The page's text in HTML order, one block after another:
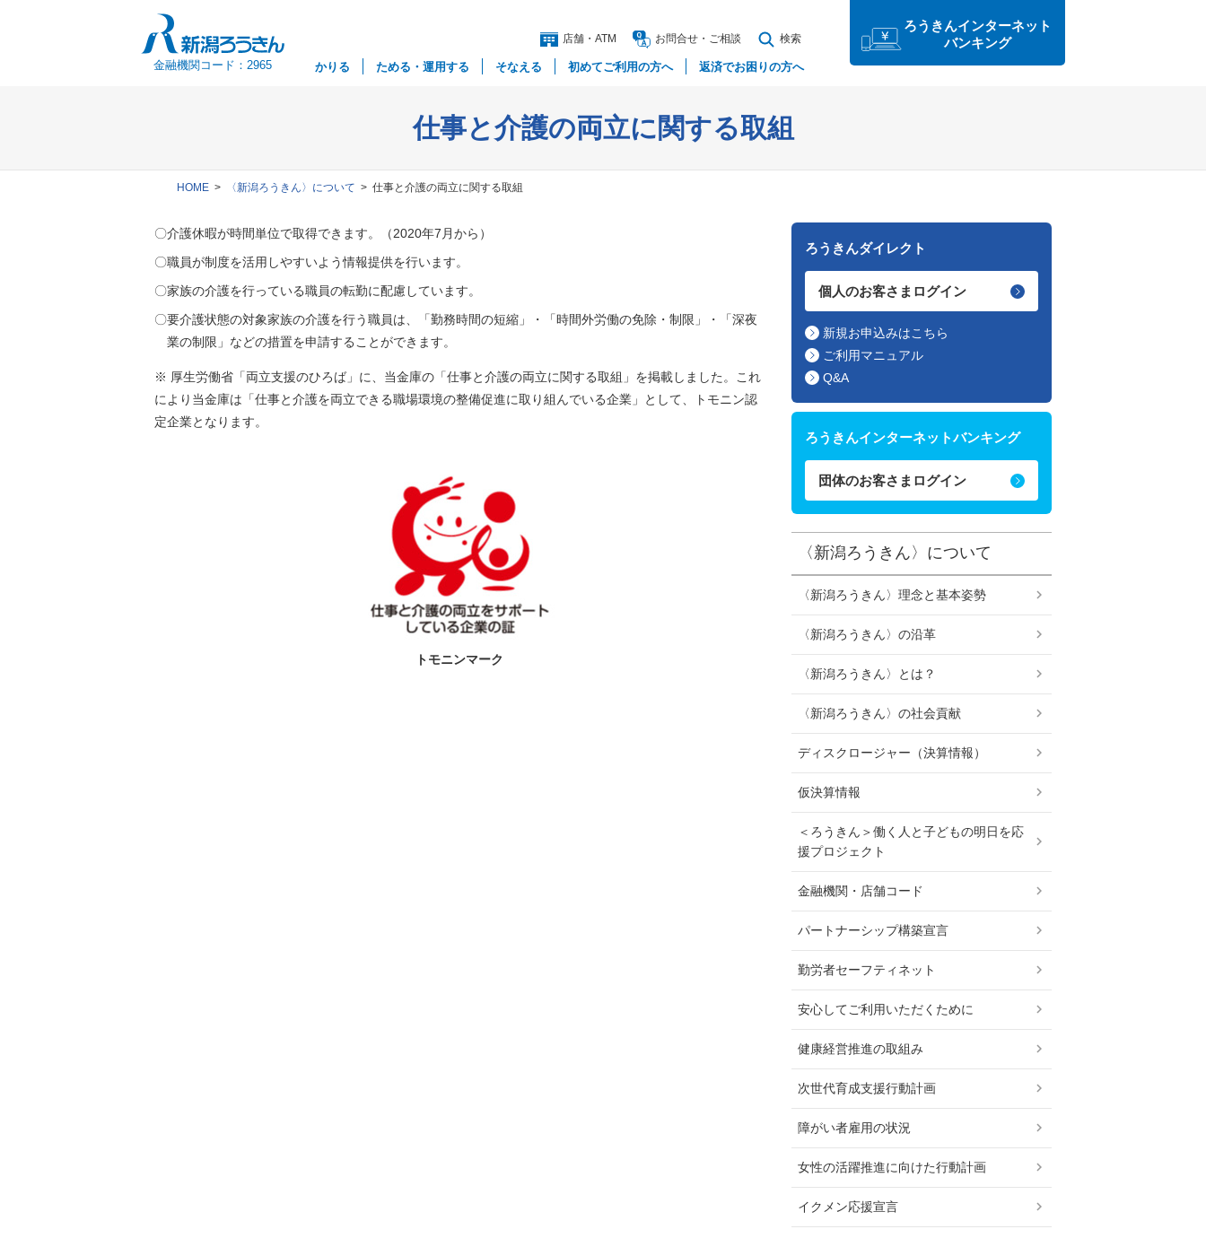
金融機関コード：2965
店舗・ATM お問合せ ・ ご相談 検索
かりる ためる ・ 運用する そなえる 初めてご利用の方へ 返済でお困りの方へ
ろうきんインターネット
バンキング
仕事と介護の両立に関する取組
HOME 〈新潟ろうきん〉について 仕事と介護の両立に関する取組
〇介護休暇が時間単位で取得できます。（2020年7月から）
〇職員が制度を活用しやすいよう情報提供を行います。
〇家族の介護を行っている職員の転勤に配慮しています。
〇要介護状態の対象家族の介護を行う職員は、「勤務時間の短縮」・「時間外労働の免除・制限」・「深夜
業の制限」などの措置を申請することができます。
※ 厚生労働省「両立支援のひろば」に、当金庫の「仕事と介護の両立に関する取組」を掲載しました。これ
により当金庫は「仕事と介護を両立できる職場環境の整備促進に取り組んでいる企業」として、トモニン認
定企業となります。
トモニンマーク
ろうきんダイレクト
個人のお客さまログイン
新規お申込みはこちら
ご利用マニュアル
Q&A
ろうきんインターネットバンキング
団体のお客さまログイン
〈新潟ろうきん〉について
〈新潟ろうきん〉理念と基本姿勢
〈新潟ろうきん〉の沿革
〈新潟ろうきん〉とは？
〈新潟ろうきん〉の社会貢献
ディスクロージャー（決算情報）
仮決算情報
＜ろうきん＞働く人と子どもの明日を応
援プロジェクト
金融機関・店舗コード
パートナーシップ構築宣言
勤労者セーフティネット
安心してご利用いただくために
健康経営推進の取組み
次世代育成支援行動計画
障がい者雇用の状況
女性の活躍推進に向けた行動計画
イクメン応援宣言